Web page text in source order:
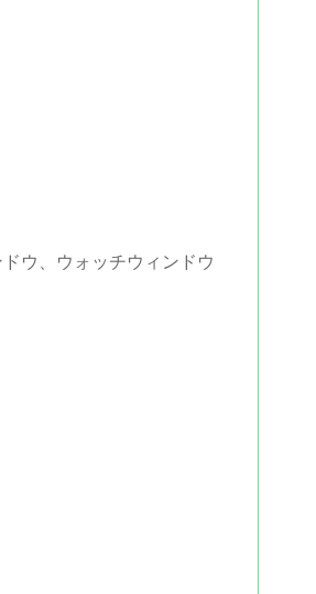
ウ、ウォッチウィンドウ